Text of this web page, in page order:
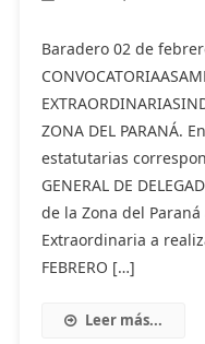
Baradero 02 de
ZONA DEL PARANÁ.
estatutarias
GENERAL DE
de la Zona del
Extraordinaria a
FEBRERO […]
Leer más...